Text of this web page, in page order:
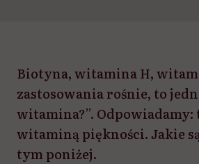
Biotyna, witamina H,
zastosowania rośnie, to
witamina?”.
witaminą piękności. Jakie
tym poniżej.